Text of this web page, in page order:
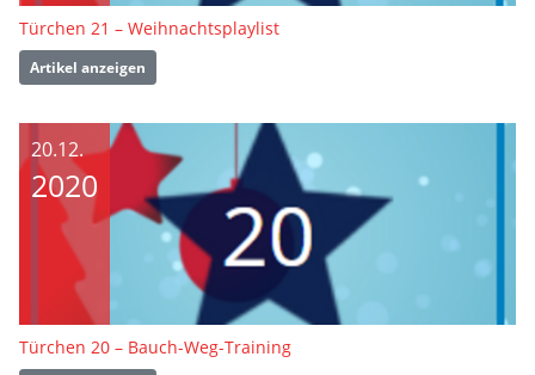
Türchen 21 – Weihnachtsplaylist
Artikel anzeigen
20.12.
2020
Türchen 20 – Bauch-Weg-Training